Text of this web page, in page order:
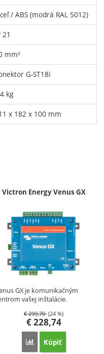
/ ABS (modrá RAL 5012)
21
mm²
G-ST18i
kg
x 182 x 100 mm
Victron Energy Venus GX
GX je komunikačným
vašej inštalácie.
€299,70 (24 %)
€228,74
Porovnať
Kúpiť